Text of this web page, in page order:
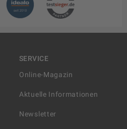
SERVICE
Online-Magazin
Aktuelle Informationen
Newsletter